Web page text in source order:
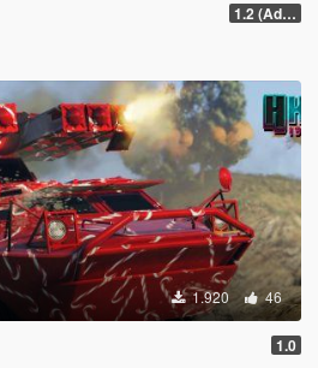
1.2 (Addon Bike Support)
1.920 46
1.0